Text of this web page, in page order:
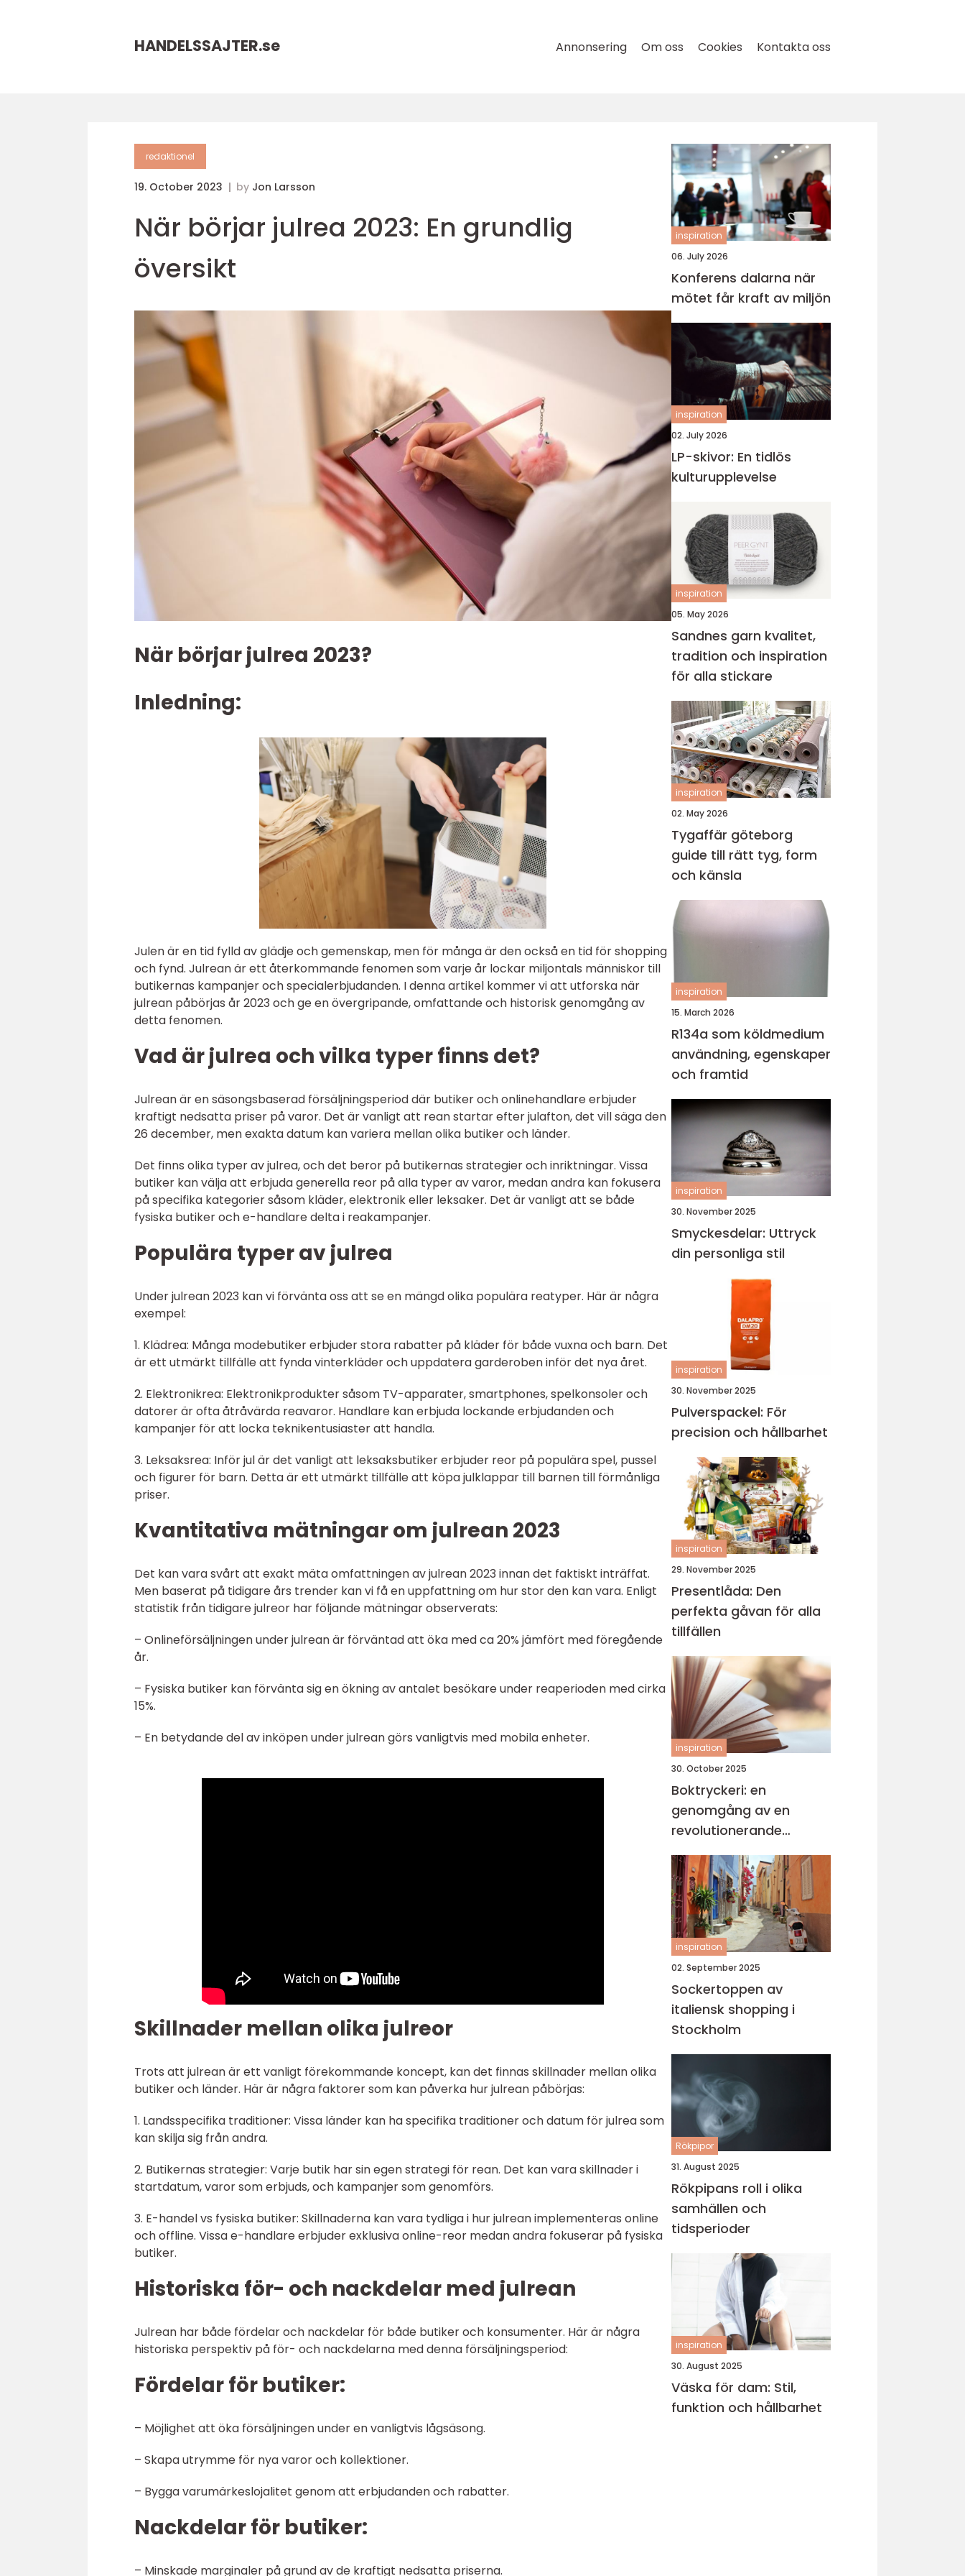
HANDELSSAJTER.se Annonsering Om oss Cookies Kontakta oss
redaktionel
19. October 2023 by Jon Larsson
När börjar julrea 2023: En grundlig
översikt
När börjar julrea 2023?
Inledning:
Julen är en tid fylld av glädje och gemenskap, men för många är den också en tid för shopping
och fynd. Julrean är ett återkommande fenomen som varje år lockar miljontals människor till
butikernas kampanjer och specialerbjudanden. I denna artikel kommer vi att utforska när
julrean påbörjas år 2023 och ge en övergripande, omfattande och historisk genomgång av
detta fenomen.
Vad är julrea och vilka typer finns det?
Julrean är en säsongsbaserad försäljningsperiod där butiker och onlinehandlare erbjuder
kraftigt nedsatta priser på varor. Det är vanligt att rean startar efter julafton, det vill säga den
26 december, men exakta datum kan variera mellan olika butiker och länder.
Det finns olika typer av julrea, och det beror på butikernas strategier och inriktningar. Vissa
butiker kan välja att erbjuda generella reor på alla typer av varor, medan andra kan fokusera
på specifika kategorier såsom kläder, elektronik eller leksaker. Det är vanligt att se både
fysiska butiker och e-handlare delta i reakampanjer.
Populära typer av julrea
Under julrean 2023 kan vi förvänta oss att se en mängd olika populära reatyper. Här är några
exempel:
1. Klädrea: Många modebutiker erbjuder stora rabatter på kläder för både vuxna och barn. Det
är ett utmärkt tillfälle att fynda vinterkläder och uppdatera garderoben inför det nya året.
2. Elektronikrea: Elektronikprodukter såsom TV-apparater, smartphones, spelkonsoler och
datorer är ofta åtråvärda reavaror. Handlare kan erbjuda lockande erbjudanden och
kampanjer för att locka teknikentusiaster att handla.
3. Leksaksrea: Inför jul är det vanligt att leksaksbutiker erbjuder reor på populära spel, pussel
och figurer för barn. Detta är ett utmärkt tillfälle att köpa julklappar till barnen till förmånliga
priser.
Kvantitativa mätningar om julrean 2023
Det kan vara svårt att exakt mäta omfattningen av julrean 2023 innan det faktiskt inträffat.
Men baserat på tidigare års trender kan vi få en uppfattning om hur stor den kan vara. Enligt
statistik från tidigare julreor har följande mätningar observerats:
– Onlineförsäljningen under julrean är förväntad att öka med ca 20% jämfört med föregående
år.
– Fysiska butiker kan förvänta sig en ökning av antalet besökare under reaperioden med cirka
15%.
– En betydande del av inköpen under julrean görs vanligtvis med mobila enheter.
Skillnader mellan olika julreor
Trots att julrean är ett vanligt förekommande koncept, kan det finnas skillnader mellan olika
butiker och länder. Här är några faktorer som kan påverka hur julrean påbörjas:
1. Landsspecifika traditioner: Vissa länder kan ha specifika traditioner och datum för julrea som
kan skilja sig från andra.
2. Butikernas strategier: Varje butik har sin egen strategi för rean. Det kan vara skillnader i
startdatum, varor som erbjuds, och kampanjer som genomförs.
3. E-handel vs fysiska butiker: Skillnaderna kan vara tydliga i hur julrean implementeras online
och offline. Vissa e-handlare erbjuder exklusiva online-reor medan andra fokuserar på fysiska
butiker.
Historiska för- och nackdelar med julrean
Julrean har både fördelar och nackdelar för både butiker och konsumenter. Här är några
historiska perspektiv på för- och nackdelarna med denna försäljningsperiod:
Fördelar för butiker:
– Möjlighet att öka försäljningen under en vanligtvis lågsäsong.
– Skapa utrymme för nya varor och kollektioner.
– Bygga varumärkeslojalitet genom att erbjudanden och rabatter.
Nackdelar för butiker:
– Minskade marginaler på grund av de kraftigt nedsatta priserna.
inspiration
06. July 2026
Konferens dalarna när
mötet får kraft av miljön
inspiration
02. July 2026
LP-skivor: En tidlös
kulturupplevelse
inspiration
05. May 2026
Sandnes garn kvalitet,
tradition och inspiration
för alla stickare
inspiration
02. May 2026
Tygaffär göteborg
guide till rätt tyg, form
och känsla
inspiration
15. March 2026
R134a som köldmedium
användning, egenskaper
och framtid
inspiration
30. November 2025
Smyckesdelar: Uttryck
din personliga stil
inspiration
30. November 2025
Pulverspackel: För
precision och hållbarhet
inspiration
29. November 2025
Presentlåda: Den
perfekta gåvan för alla
tillfällen
inspiration
30. October 2025
Boktryckeri: en
genomgång av en
revolutionerande
teknologi
inspiration
02. September 2025
Sockertoppen av
italiensk shopping i
Stockholm
Rökpipor
31. August 2025
Rökpipans roll i olika
samhällen och
tidsperioder
inspiration
30. August 2025
Väska för dam: Stil,
funktion och hållbarhet